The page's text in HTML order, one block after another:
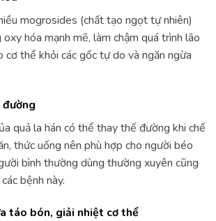
mogrosides (chất tạo ngọt tự nhiên)
hóa mạnh mẽ, làm chậm quá trình lão
cơ thể khỏi các gốc tự do và ngăn ngừa
quả la hán có thể thay thế đường khi chế
thức uống nên phù hợp cho người béo
bình thường dùng thường xuyên cũng
bệnh này.
táo bón, giải nhiệt cơ thể